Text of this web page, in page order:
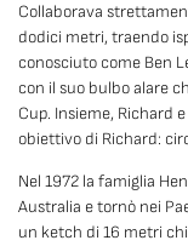
Collaborava
dodici metri, traendo
conosciuto come Ben
con il suo bulbo alare
Cup. Insieme, Richard
obiettivo di Richard:
Nel 1972 la famiglia
Australia e tornò nei
un ketch di 16 metri